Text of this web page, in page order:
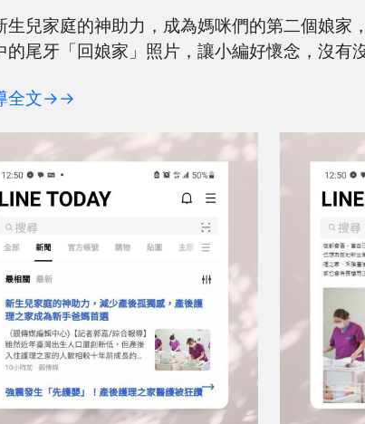
生兒家庭的神助力，成為媽咪們的第二個娘
的尾牙「回娘家」照片，讓小編好懷念，沒有
全文→→